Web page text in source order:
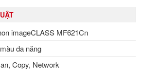
imageCLASS MF621Cn
đa năng
Copy, Network